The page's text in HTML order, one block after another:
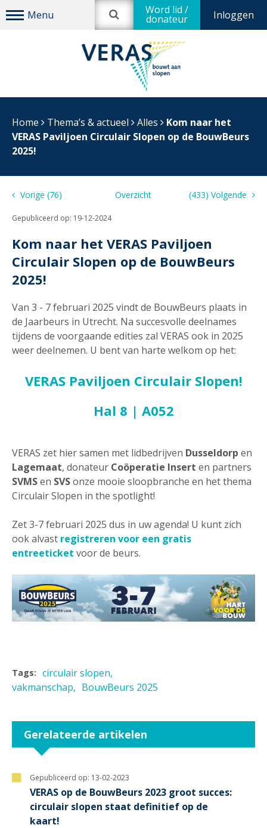
Inloggen
Word lid /
donateur
Home Thema’s & actueel Alles
Kom naar het
VERAS Paviljoen Circulair Slopen op de BouwBeurs
2025!
Vorige (76) Overzicht (433) Volgende
Gepubliceerd op: 19-12-2024
Kom naar het VERAS Paviljoen
Circulair Slopen op de BouwBeurs
2025!
Van 3 - 7 februari 2025 vindt de BouwBeurs plaats in
de Jaarbeurs in Utrecht. Na succesvolle deelnames
tijdens de voorgaande edities zal VERAS ook in 2025
weer deelnemen. U bent van harte welkom op het:
VERAS Paviljoen Circulair Slopen!
Hal 8 | A052
VERAS zet hier samen met lidbedrijven Dusseldorp en
Lagemaat, donateur Coöperatie Insert en partners
SVMSen SVSonze mooie sloopbranche en het thema
Circulair Slopen in the spotlight!
Zet 3-7 februari 2025 dus in uw agenda! U kunt zich
ook alvast registreren voor een gratis
entreeticket voor de beurs.
Tags: circulair slopen
vakmanschap
BouwBeurs 2025
Gerelateerde artikelen
Gepubliceerd op: 13-02-2023
VERAS op de BouwBeurs 2023 groot succes:
circulair slopen staat definitief op de
kaart!